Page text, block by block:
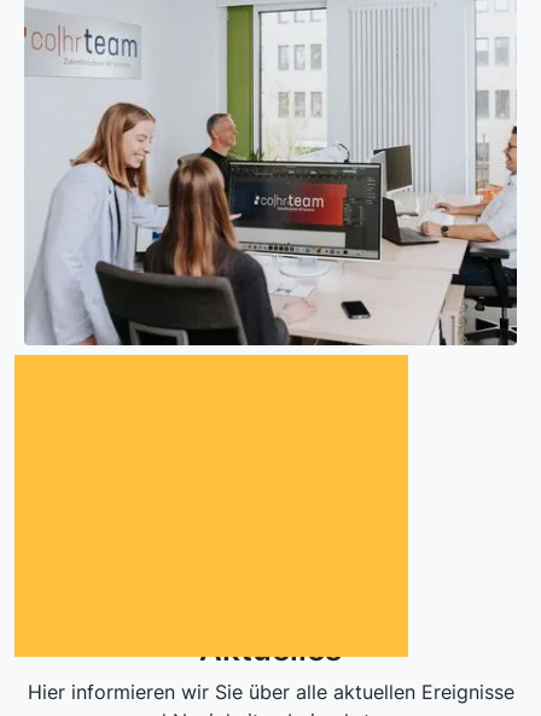
Aktuelles
Hier informieren wir Sie über alle aktuellen Ereignisse